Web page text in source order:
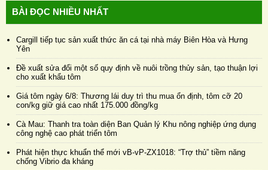
BÀI ĐỌC NHIỀU NHẤT
Cargill tiếp tục sản xuất thức ăn cá tại nhà máy Biên Hòa và Hưng
Yên
Đề xuất sửa đổi một số quy định về nuôi trồng thủy sản, tạo thuận lợi
cho xuất khẩu tôm
Giá tôm ngày 6/8: Thương lái duy trì thu mua ổn định, tôm cỡ 20
con/kg giữ giá cao nhất 175.000 đồng/kg
Cà Mau: Thanh tra toàn diện Ban Quản lý Khu nông nghiệp ứng dụng
công nghệ cao phát triển tôm
Phát hiện thực khuẩn thể mới vB-vP-ZX1018: “Trợ thủ” tiềm năng
chống Vibrio đa kháng